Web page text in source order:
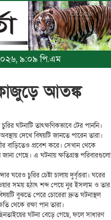
৯:০৯ পি.এম
আতঙ্ক
ঘটনাটি তাৎক্ষণিকভাবে টের পাননি।
দেখে বিষয়টি জানতে পারেন তারা।
বাড়িতেও প্রবেশ করে। সেখান থেকে
গেছে। এ ঘটনায় ক্ষতিগ্রস্ত পরিবারগুলো
চুরির চেষ্টা চালায় দুর্বৃত্তরা। ঘরের
সময় হঠাৎ শব্দ পেয়ে নুর ইসলাম ও তার
বুঝতে পেরে চোরেরা দ্রুত ঘটনাস্থল
থেকে রক্ষা পান তারা।
ঘটনা বেড়ে গেছে, ফলে সাধারণ